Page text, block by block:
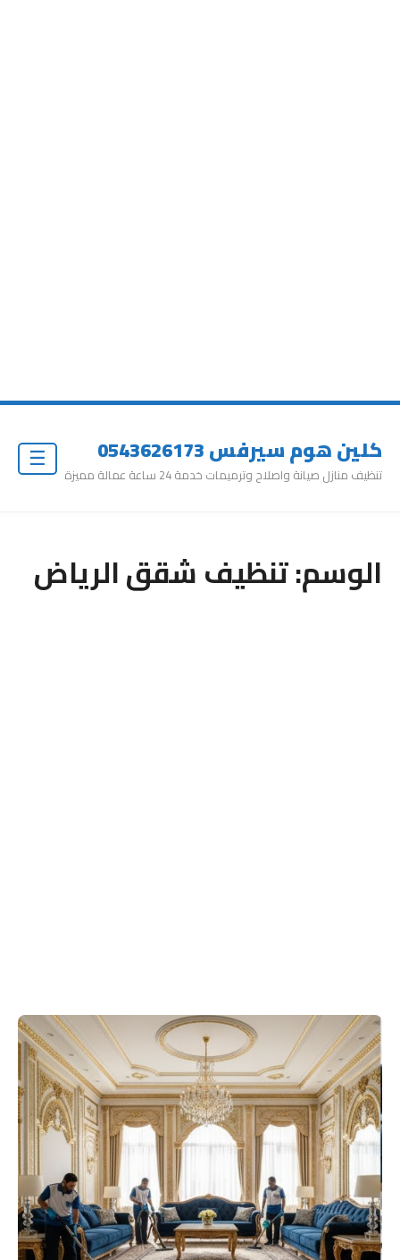
كلين هوم سيرفس 0543626173
تنظيف منازل صيانة واصلاح وترميمات خدمة 24 ساعة عمالة مميزة
الوسم:تنظيف شقق الرياض